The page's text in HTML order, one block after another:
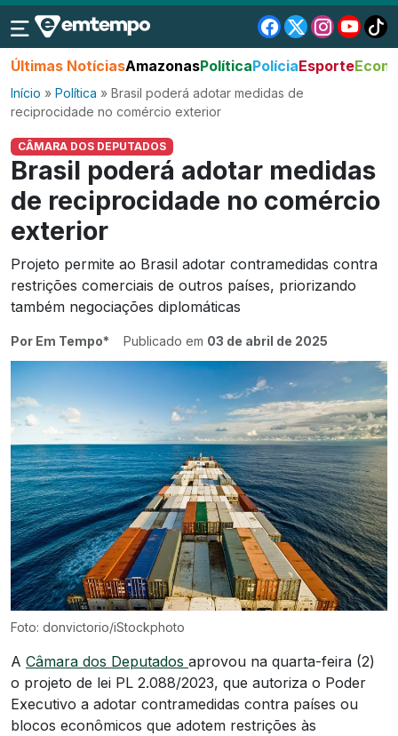
Últimas NotíciasAmazonasPolíticaPolíciaEsporte
Início » Política » Brasil poderá adotar medidas de
reciprocidade no comércio exterior
CÂMARA DOS DEPUTADOS
Brasil poderá adotar medidas
de reciprocidade no comércio
exterior
Projeto permite ao Brasil adotar contramedidas contra
restrições comerciais de outros países, priorizando
também negociações diplomáticas
Por Em Tempo* Publicado em 03 de abril de 2025
Foto: donvictorio/iStockphoto
A Câmara dos Deputados aprovou na quarta-feira (2)
o projeto de lei PL 2.088/2023, que autoriza o Poder
Executivo a adotar contramedidas contra países ou
blocos econômicos que adotem restrições às